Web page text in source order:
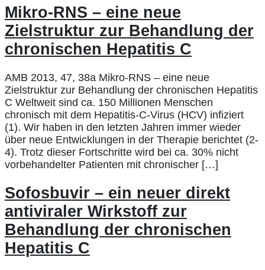
Mikro-RNS – eine neue
Zielstruktur zur Behandlung der
chronischen Hepatitis C
AMB 2013, 47, 38a Mikro-RNS – eine neue
Zielstruktur zur Behandlung der chronischen Hepatitis
C Weltweit sind ca. 150 Millionen Menschen
chronisch mit dem Hepatitis-C-Virus (HCV) infiziert
(1). Wir haben in den letzten Jahren immer wieder
über neue Entwicklungen in der Therapie berichtet (2-
4). Trotz dieser Fortschritte wird bei ca. 30% nicht
vorbehandelter Patienten mit chronischer […]
Sofosbuvir – ein neuer direkt
antiviraler Wirkstoff zur
Behandlung der chronischen
Hepatitis C